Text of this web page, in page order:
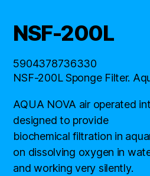
NSF-200L
5904378736330
NSF-200L Sponge Filter.
AQUA NOVA air operated
designed to provide
biochemical filtration in
on dissolving oxygen in
and working very silently.